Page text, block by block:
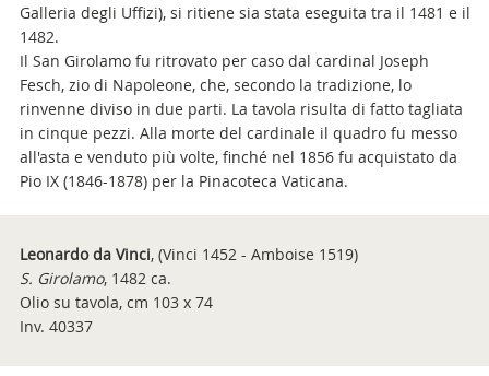
Galleria degli Uffizi), si ritiene sia stata eseguita tra il 1481 e il
1482.
Il San Girolamo fu ritrovato per caso dal cardinal Joseph
Fesch, zio di Napoleone, che, secondo la tradizione, lo
rinvenne diviso in due parti. La tavola risulta di fatto tagliata
in cinque pezzi. Alla morte del cardinale il quadro fu messo
all'asta e venduto più volte, finché nel 1856 fu acquistato da
Pio IX (1846-1878) per la Pinacoteca Vaticana.
Leonardo da Vinci, (Vinci 1452 - Amboise 1519)
S. Girolamo, 1482 ca.
Olio su tavola, cm 103 x 74
Inv. 40337